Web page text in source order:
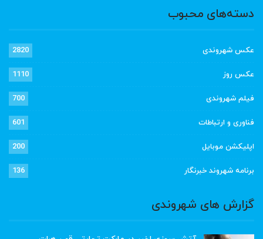
دسته‌های محبوب
عکس شهروندی 2820
عکس روز 1110
فیلم شهروندی 700
فناوری و ارتباطات 601
اپلیکشن موبایل 200
برنامه شهروند خبرنگار 136
گزارش های شهروندی